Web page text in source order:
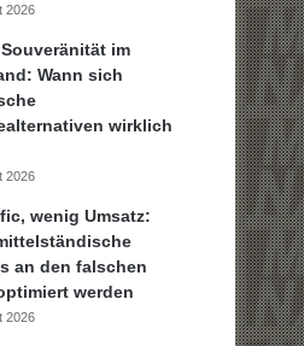
2026
im
Wann sich
wirklich
2026
wenig Umsatz:
an den falschen
werden
2026